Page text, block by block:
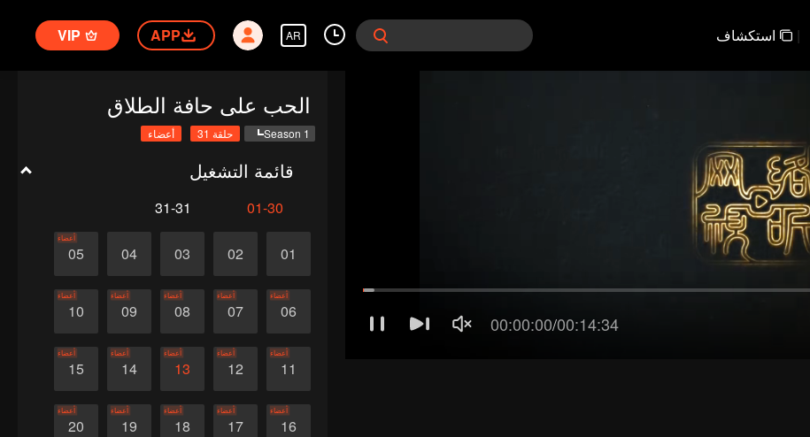
| استكشاف AR
APP
VIP
الحب على حافة الطلاق
Season 1 حلقة 31 أعضاء
قائمة التشغيل
01-30
31-31
01
02
03
04
05
أعضاء
06
أعضاء
07
أعضاء
08
أعضاء
09
أعضاء
10
أعضاء
11
أعضاء
12
أعضاء
13
أعضاء
14
أعضاء
15
أعضاء
16
أعضاء
17
أعضاء
18
أعضاء
19
أعضاء
20
أعضاء